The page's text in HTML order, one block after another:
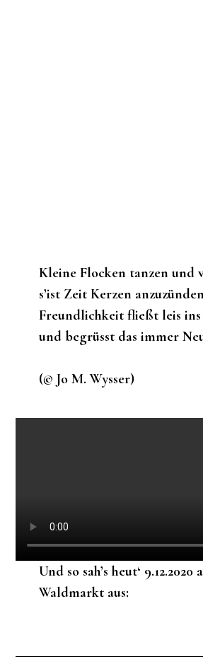
Kleine Flocken tanzen und
s’ist Zeit Kerzen
Freundlichkeit fließt leis
und begrüsst das immer
(© Jo M. Wysser)
Und so sah’s heut‘ 9.12.2020
Waldmarkt aus: